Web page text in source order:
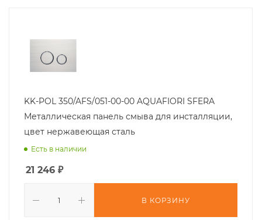
KK-POL 350/AFS/051-00-00 AQUAFIORI SFERA
Металлическая панель смыва для инсталляции,
цвет нержавеющая сталь
Есть в наличии
21 246 ₽
В КОРЗИНУ